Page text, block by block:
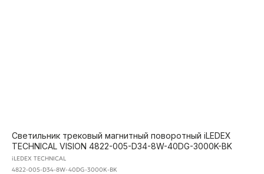
Светильник трековый магнитный поворотный iLEDEX
TECHNICAL VISION 4822-005-D34-8W-40DG-3000K-BK
iLEDEX TECHNICAL
4822-005-D34-8W-40DG-3000K-BK